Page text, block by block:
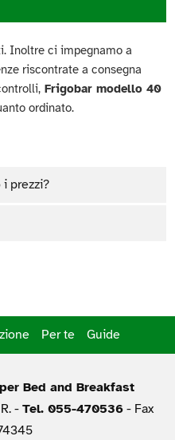
Inoltre ci impegnamo a
riscontrate a consegna
Frigobar modello 40
ordinato.
prezzi?
Per te Guide
Bed and Breakfast
- Tel. 055-470536- Fax